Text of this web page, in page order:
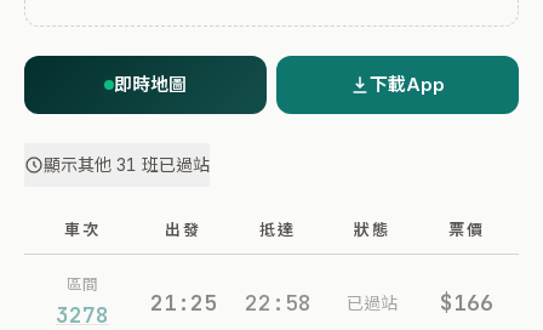
即時地圖 下載App
顯示其他 31 班已過站
車次 出發 抵達 狀態 票價
區間
3278 21:25 22:58 已過站 $166